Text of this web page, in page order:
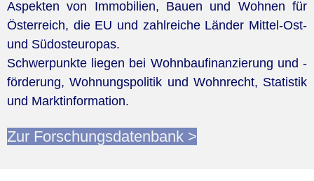
Aspekten von Immobilien, Bauen und Wohnen für
Österreich, die EU und zahlreiche Länder Mittel-Ost-
und Südosteuropas.
Schwerpunkte liegen bei Wohnbaufinanzierung und -
förderung, Wohnungspolitik und Wohnrecht, Statistik
und Marktinformation.
Zur Forschungsdatenbank >